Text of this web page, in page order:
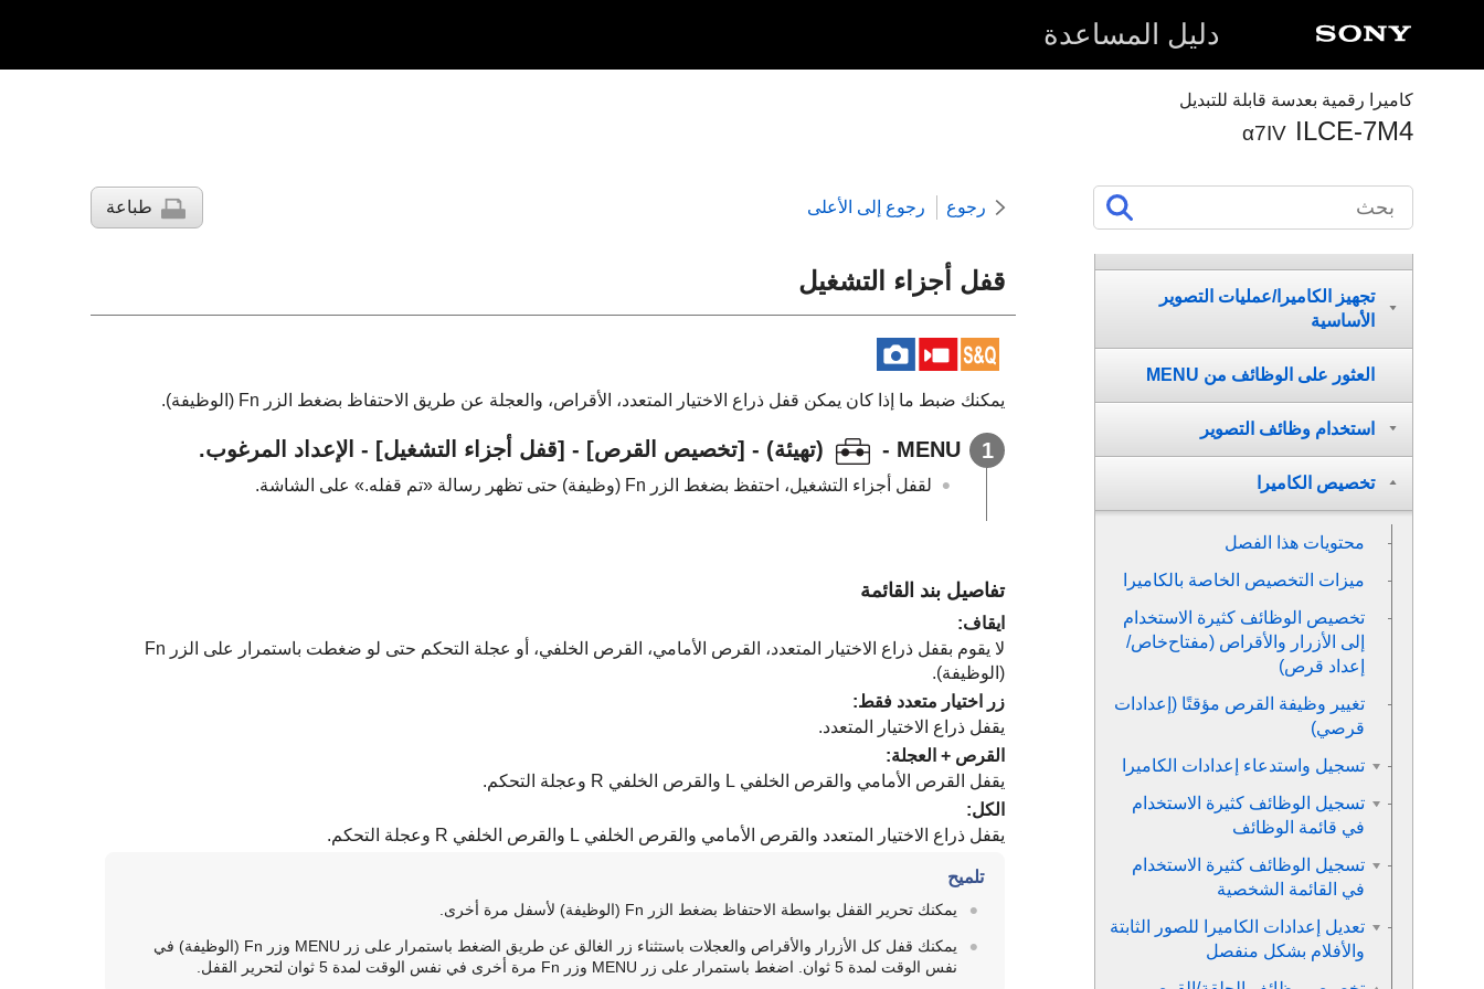
دليل المساعدة
كاميرا رقمية بعدسة قابلة للتبديل
ILCE-7M4
α7IV
رجوع رجوع إلى الأعلى طباعة
قفل أجزاء التشغيل
يمكنك ضبط ما إذا كان يمكن قفل ذراع الاختيار المتعدد، الأقراص، والعجلة عن طريق الاحتفاظ بضغط الزر Fn (الوظيفة).
MENU
-
(تهيئة) - [تخصيص القرص] - [قفل أجزاء التشغيل] - الإعداد المرغوب.
لقفل أجزاء التشغيل، احتفظ بضغط الزر Fn (وظيفة) حتى تظهر رسالة «تم قفله.» على الشاشة.
تفاصيل بند القائمة
ايقاف:
لا يقوم بقفل ذراع الاختيار المتعدد، القرص الأمامي، القرص الخلفي، أو عجلة التحكم حتى لو ضغطت باستمرار على الزر Fn
(الوظيفة).
زر اختيار متعدد فقط:
يقفل ذراع الاختيار المتعدد.
القرص + العجلة:
يقفل القرص الأمامي والقرص الخلفي L والقرص الخلفي R وعجلة التحكم.
الكل:
يقفل ذراع الاختيار المتعدد والقرص الأمامي والقرص الخلفي L والقرص الخلفي R وعجلة التحكم.
تلميح
يمكنك تحرير القفل بواسطة الاحتفاظ بضغط الزر Fn (الوظيفة) لأسفل مرة أخرى.
يمكنك قفل كل الأزرار والأقراص والعجلات باستثناء زر الغالق عن طريق الضغط باستمرار على زر MENU وزر Fn (الوظيفة) في
نفس الوقت لمدة 5 ثوان. اضغط باستمرار على زر MENU وزر Fn مرة أخرى في نفس الوقت لمدة 5 ثوان لتحرير القفل.
كيفية استخدام «دليل المساعدة»
قبل الاستخدام
تجهيز الكاميرا/عمليات التصوير
الأساسية
العثور على الوظائف من MENU
استخدام وظائف التصوير
تخصيص الكاميرا
محتويات هذا الفصل
ميزات التخصيص الخاصة بالكاميرا
تخصيص الوظائف كثيرة الاستخدام
إلى الأزرار والأقراص (مفتاح‌خاص/
إعداد قرص)
تغيير وظيفة القرص مؤقتًا ( إعدادات
قرصي)
تسجيل واستدعاء إعدادات الكاميرا
تسجيل الوظائف كثيرة الاستخدام
في قائمة الوظائف
تسجيل الوظائف كثيرة الاستخدام
في القائمة الشخصية
تعديل إعدادات الكاميرا للصور الثابتة
والأفلام بشكل منفصل